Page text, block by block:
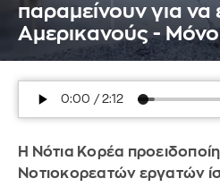
παραμείνουν για
Αμερικανούς -
Η Νότια Κορέα
Νοτιοκορεατών εργατών